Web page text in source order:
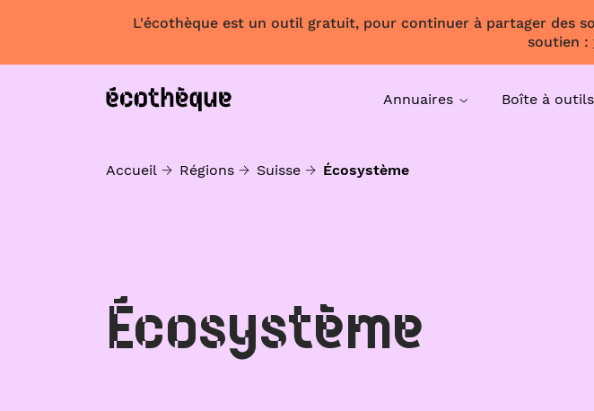
L'écothèque est un outil gratuit, pour continuer à partager des
soutien :
Annuaires Boîte à outils
Accueil Régions Suisse Écosystème
Écosystème